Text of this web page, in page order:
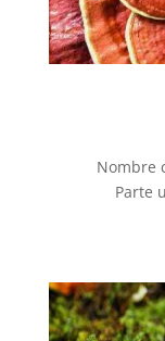
Nombre
Parte